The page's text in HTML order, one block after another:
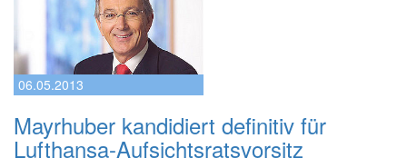
06.05.2013
Mayrhuber kandidiert definitiv für
Lufthansa-Aufsichtsratsvorsitz